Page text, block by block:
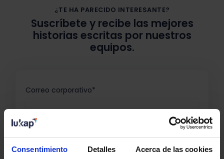
Consentimiento Detalles Acerca de las cookies
¿TE HA PARECIDO INTERESANTE?
Suscríbete y recibe las mejores
historias escritas por nuestros
equipos.
Correo corporativo*
Acepto recibir otras comunicaciones de
Lukkap.